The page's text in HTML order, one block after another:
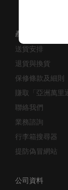
產品支援/常見問
送貨安排
退貨與換貨
保修條款及細則
賺取「亞洲萬里
聯絡我們
業務諮詢
行李箱搜尋器
提防偽冒網站
公司資料